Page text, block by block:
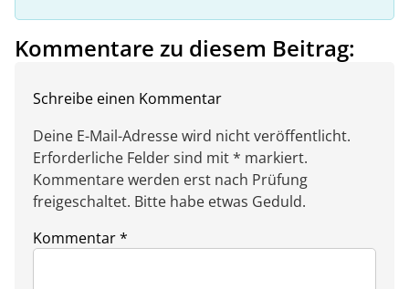
Kommentare zu diesem Beitrag:
Schreibe einen Kommentar
Deine E-Mail-Adresse wird nicht veröffentlicht.
Erforderliche Felder sind mit * markiert.
Kommentare werden erst nach Prüfung
freigeschaltet. Bitte habe etwas Geduld.
Kommentar*